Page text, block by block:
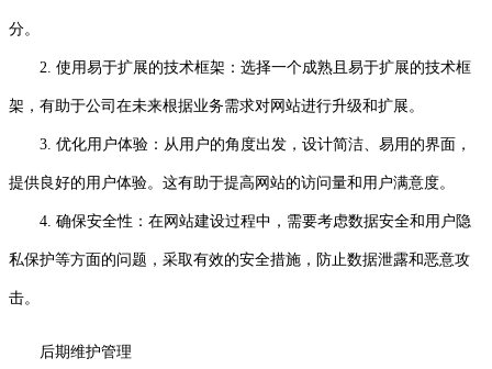
分。
2. 使用易于扩展的技术框架：选择一个成熟且易于扩展的技术框
架，有助于公司在未来根据业务需求对网站进行升级和扩展。
3. 优化用户体验：从用户的角度出发，设计简洁、易用的界面，
提供良好的用户体验。这有助于提高网站的访问量和用户满意度。
4. 确保安全性：在网站建设过程中，需要考虑数据安全和用户隐
私保护等方面的问题，采取有效的安全措施，防止数据泄露和恶意攻
击。
后期维护管理